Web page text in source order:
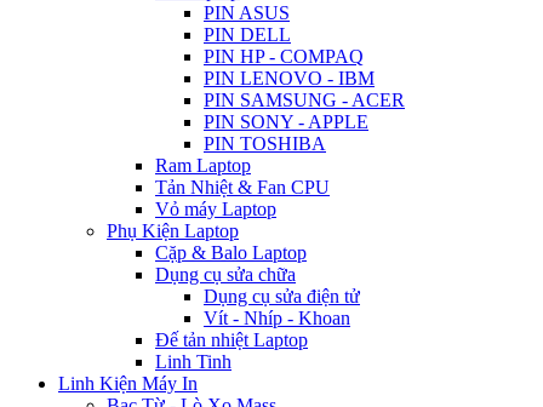
PIN ASUS
PIN DELL
PIN HP - COMPAQ
PIN LENOVO - IBM
PIN SAMSUNG - ACER
PIN SONY - APPLE
PIN TOSHIBA
Ram Laptop
Tản Nhiệt & Fan CPU
Vỏ máy Laptop
Phụ Kiện Laptop
Cặp & Balo Laptop
Dụng cụ sửa chữa
Dụng cụ sửa điện tử
Vít - Nhíp - Khoan
Đế tản nhiệt Laptop
Linh Tinh
Linh Kiện Máy In